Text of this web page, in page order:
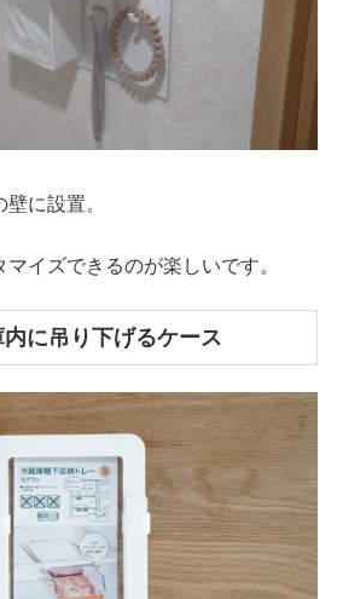
に設置。
イズできるのが楽しいです。
内に吊り下げるケース